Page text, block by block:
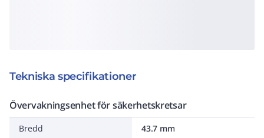
Tekniska specifikationer
Övervakningsenhet för säkerhetskretsar
Bredd
43.7 mm